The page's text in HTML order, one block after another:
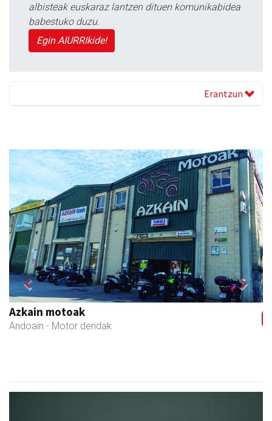
albisteak euskaraz lantzen dituen komunikabidea
babestuko duzu.
Egin AIURRIkide!
Erantzun
Zubimusu Ikastola
Zizurkil - Hezkuntza
Previous Next